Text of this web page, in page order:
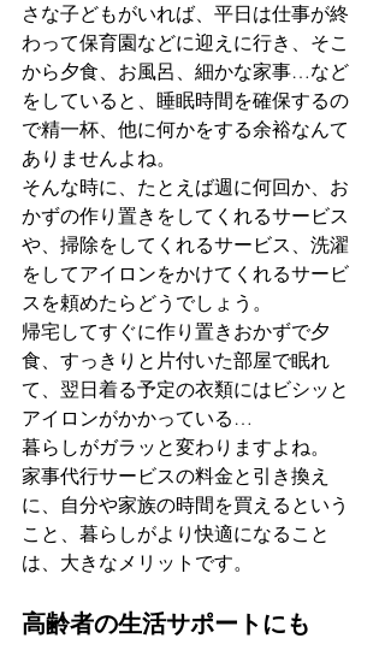
さな子どもがいれば、平日は仕事が終
わって保育園などに迎えに行き、そこ
から夕食、お風呂、細かな家事…など
をしていると、睡眠時間を確保するの
で精一杯、他に何かをする余裕なんて
ありませんよね。
そんな時に、たとえば週に何回か、お
かずの作り置きをしてくれるサービス
や、掃除をしてくれるサービス、洗濯
をしてアイロンをかけてくれるサービ
スを頼めたらどうでしょう。
帰宅してすぐに作り置きおかずで夕
食、すっきりと片付いた部屋で眠れ
て、翌日着る予定の衣類にはビシッと
アイロンがかかっている…
暮らしがガラッと変わりますよね。
家事代行サービスの料金と引き換え
に、自分や家族の時間を買えるという
こと、暮らしがより快適になること
は、大きなメリットです。
高齢者の生活サポートにも